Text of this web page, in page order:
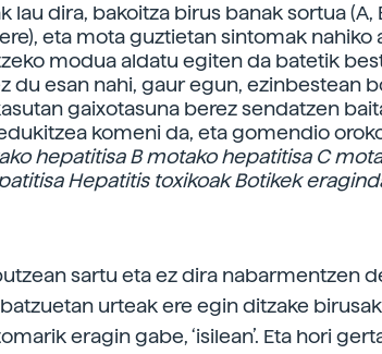
dira, bakoitza birus banak sortua (A,
eta mota guztietan sintomak nahiko
modua aldatu egiten da batetik
du esan nahi, gaur egun, ezinbestean
gaixotasuna berez sendatzen
komeni da, eta gomendio
hepatitisaB motako hepatitisa C
Hepatitis toxikoakBotikek
sartu eta ez dira nabarmentzen
urteak ere egin ditzake
eragin gabe, ‘isilean’. Eta hori